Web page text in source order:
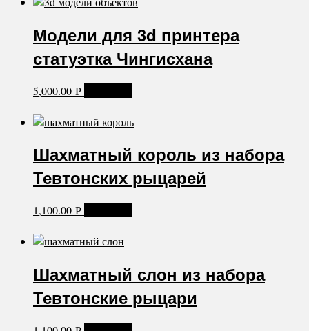
Модели для 3d принтера
статуэтка Чингисхана
5,000.00 Р
Шахматный король из набора
Тевтонских рыцарей
1,100.00 Р
Шахматный слон из набора
Тевтонские рыцари